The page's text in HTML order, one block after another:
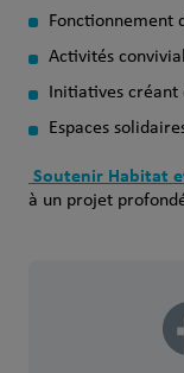
Fonctionnement
Activités
Initiatives créant
Espaces
Soutenir Habitat
à un projet